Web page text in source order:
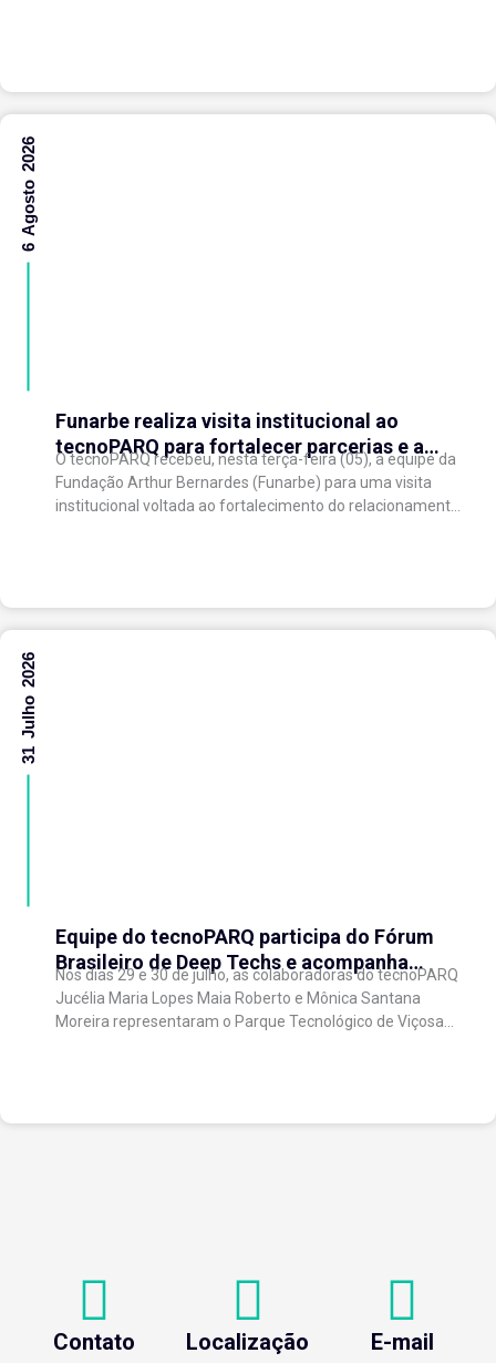
Funarbe realiza visita institucional ao
tecnoPARQ para fortalecer parcerias e a
gestão da inovação
O tecnoPARQ recebeu, nesta terça-feira (05), a equipe da
Fundação Arthur Bernardes (Funarbe) para uma visita
institucional voltada ao fortalecimento do relacionamento
6 Agosto 2026
Equipe do tecnoPARQ participa do Fórum
Brasileiro de Deep Techs e acompanha
debates sobre políticas para inovação
científica
Nos dias 29 e 30 de julho, as colaboradoras do tecnoPARQ
Jucélia Maria Lopes Maia Roberto e Mônica Santana
Moreira representaram o Parque Tecnológico de Viçosa
31 Julho 2026
Contato Localização E-mail